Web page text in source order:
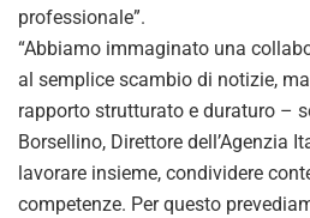
professionale”.
“Abbiamo immaginato una
al semplice scambio di notizie,
rapporto strutturato e duraturo –
Borsellino, Direttore dell’Agenzia
lavorare insieme, condividere
competenze. Per questo